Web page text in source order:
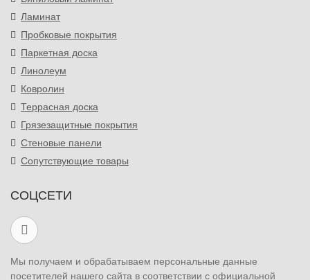
Ламинат
Пробковые покрытия
Паркетная доска
Линолеум
Ковролин
Террасная доска
Грязезащитные покрытия
Стеновые панели
Сопутствующие товары
СОЦСЕТИ
Мы получаем и обрабатываем персональные данные
посетителей нашего сайта в соответствии с официальной